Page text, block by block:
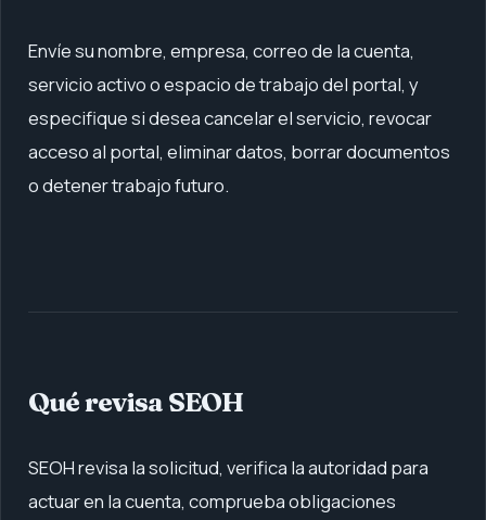
Envíe su nombre, empresa, correo de la cuenta,
servicio activo o espacio de trabajo del portal, y
especifique si desea cancelar el servicio, revocar
acceso al portal, eliminar datos, borrar documentos
o detener trabajo futuro.
Qué revisa SEOH
SEOH revisa la solicitud, verifica la autoridad para
actuar en la cuenta, comprueba obligaciones